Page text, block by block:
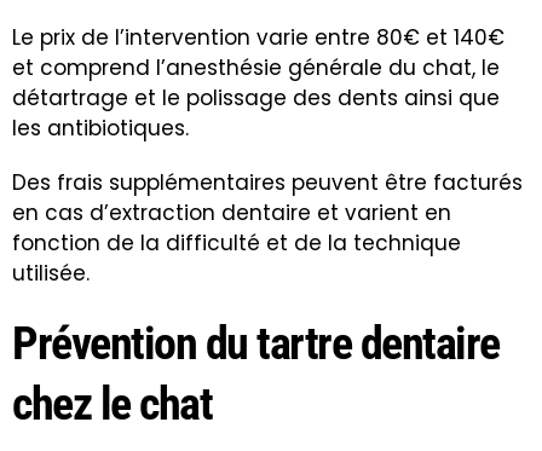
Le prix de l’intervention varie entre 80€ et 140€
et comprend l’anesthésie générale du chat, le
détartrage et le polissage des dents ainsi que
les antibiotiques.
Des frais supplémentaires peuvent être facturés
en cas d’extraction dentaire et varient en
fonction de la difficulté et de la technique
utilisée.
Prévention du tartre dentaire
chez le chat